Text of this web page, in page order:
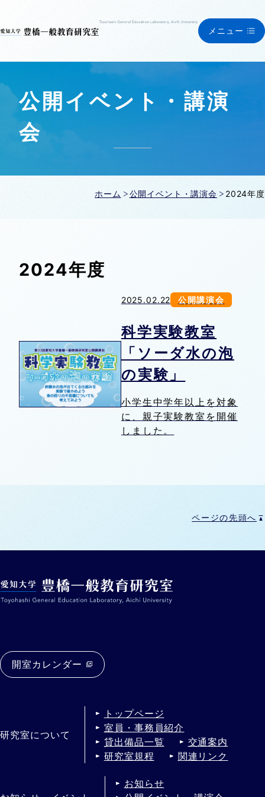
メニュー
公開イベント・講演
会
ホーム 公開イベント・講演会 2024年度
2024年度
2025.02.22 公開講演会
科学実験教室
「ソーダ水の泡
の実験」
小学生中学年以上を対象
に、親子実験教室を開催
しました。
ページの先頭へ
開室カレンダー
研究室について
トップページ
室員・事務員紹介
貸出備品一覧
交通案内
研究室規程
関連リンク
お知らせ